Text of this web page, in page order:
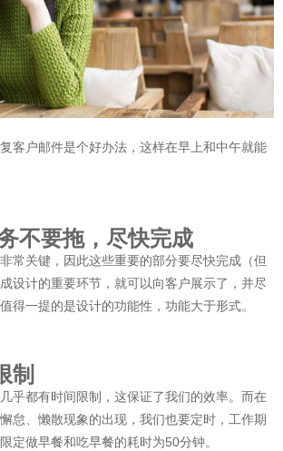
客户邮件是个好办法，这样在早上和中午就能
不要拖，尽快完成
常关键，因此这些重要的部分要尽快完成（但
设计的重要环节，就可以向客户展示了，并尽
得一提的是设计的功能性，功能大于形式。
制
乎都有时间限制，这保证了我们的效率。而在
怠、懒散现象的出现，我们也要定时，工作期
定做早餐和吃早餐的耗时为50分钟。